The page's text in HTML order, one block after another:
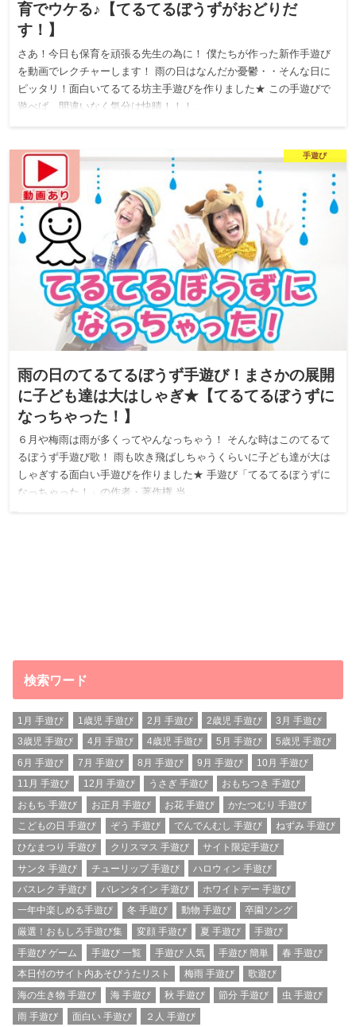
育でウケる♪【てるてるぼうずがおどりだ
す！】
さあ！今日も保育を頑張る先生の為に！ 僕たちが作った新作手遊び
を動画でレクチャーします！ 雨の日はなんだか憂鬱・・そんな日に
ピッタリ！面白いてるてる坊主手遊びを作りました★ この手遊びで
遊べば、間違いなく気分は快晴！！！…
手遊び
雨の日のてるてるぼうず手遊び！まさかの展開
に子ども達は大はしゃぎ★【てるてるぼうずに
なっちゃった！】
６月や梅雨は雨が多くってやんなっちゃう！ そんな時はこのてるて
るぼうず手遊び歌！ 雨も吹き飛ばしちゃうくらいに子ども達が大は
しゃぎする面白い手遊びを作りました★ 手遊び「てるてるぼうずに
なっちゃった！」の作者・著作権 当…
検索ワード
1月 手遊び 1歳児 手遊び 2月 手遊び 2歳児 手遊び
3月 手遊び
3歳児 手遊び
4月 手遊び 4歳児 手遊び 5月 手遊び
5歳児 手遊び
6月 手遊び
7月 手遊び 8月 手遊び 9月 手遊び
10月 手遊び
11月 手遊び
12月 手遊び うさぎ 手遊び
おもちつき 手遊び
おもち 手遊び
お正月 手遊び お花 手遊び
かたつむり 手遊び
こどもの日 手遊び
ぞう 手遊び でんでんむし 手遊び
ねずみ 手遊び
ひなまつり 手遊び
クリスマス 手遊び
サイト限定手遊び
サンタ 手遊び
チューリップ 手遊び
ハロウィン 手遊び
バスレク 手遊び
バレンタイン 手遊び
ホワイトデー 手遊び
一年中楽しめる手遊び
冬 手遊び 動物 手遊び
卒園ソング
厳選！おもしろ手遊び集
変顔 手遊び 夏 手遊び
手遊び
手遊び ゲーム
手遊び 一覧 手遊び 人気 手遊び 簡単
春 手遊び
本日付のサイト内あそびうたリスト
梅雨 手遊び
歌遊び
海の生き物 手遊び
海 手遊び 秋 手遊び 節分 手遊び
虫 手遊び
雨 手遊び
面白い 手遊び ２人 手遊び